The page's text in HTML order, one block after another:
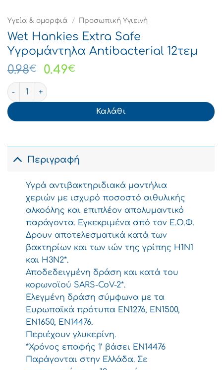
Υγεία & ομορφιά / Προσωπική Υγιεινή
Wet Hankies Extra Safe
Υγρομάντηλα Antibacterial 12τεμ
0.98€
Original
price
was:
0.98€.
0.49€
είναι:
0.49€.
Wet Hankies Extra Safe Υγρομάντηλα Antibacterial
Καλάθι
Περιγραφή
Υγρά αντιβακτηριδιακά μαντήλια
χεριών με ισχυρό ποσοστό αιθυλικής
αλκοόλης και επιπλέον απολυμαντικό
παράγοντα. Εγκεκριμένα από τον Ε.Ο.Φ.
Δρουν αποτελεσματικά κατά των
βακτηρίων και των ιών της γρίπης Η1Ν1
και Η3Ν2*.
Αποδεδειγμένη δράση και κατά του
κορωνοϊού SARS-CoV-2*.
Ελεγμένη δράση σύμφωνα με τα
Ευρωπαϊκά πρότυπα ΕΝ1276, ΕΝ1500,
ΕΝ1650, ΕΝ14476.
Περιέχουν γλυκερίνη.
*Χρόνος επαφής 1’ βάσει ΕΝ14476
Παράγονται στην Ελλάδα. Σε